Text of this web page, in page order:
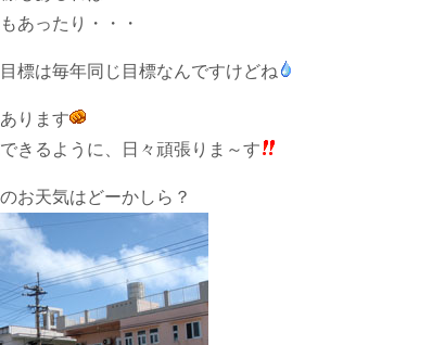
あったり・・・
標は毎年同じ目標なんですけどね
ります
きるように、日々頑張りま～す
お天気はどーかしら？